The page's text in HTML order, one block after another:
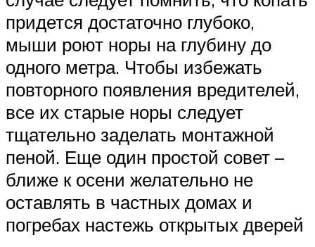
придется достаточно глубоко,
мыши роют норы на глубину до
одного метра. Чтобы избежать
повторного появления вредителей,
все их старые норы следует
тщательно заделать монтажной
пеной. Еще один простой совет –
ближе к осени желательно не
оставлять в частных домах и
погребах настежь открытых дверей